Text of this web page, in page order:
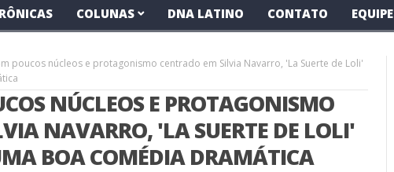
COLUNAS DNA LATINO CONTATO EQUIPE
poucos núcleos e protagonismo centrado em Silvia Navarro, 'La Suerte de Loli'
NÚCLEOS E PROTAGONISMO
NAVARRO, 'LA SUERTE DE LOLI'
BOA COMÉDIA DRAMÁTICA